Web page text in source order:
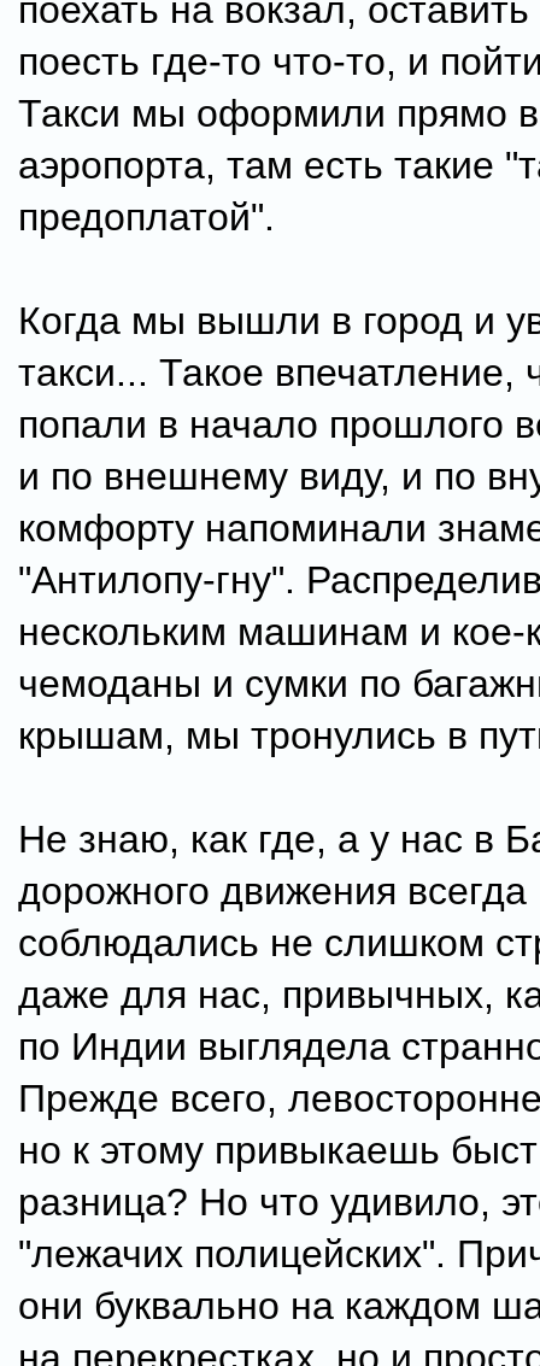
поехать на вокзал,
поесть где-то что-то, и
Такси мы оформили прямо
аэропорта, там есть такие
предоплатой".
Когда мы вышли в город и
такси... Такое впечатление,
попали в начало прошлого
и по внешнему виду, и по
комфорту напоминали
"Антилопу-гну".
нескольким машинам и кое-
чемоданы и сумки по
крышам, мы тронулись в
Не знаю, как где, а у нас в
дорожного движения всегда
соблюдались не слишком
даже для нас, привычных,
по Индии выглядела
Прежде всего,
но к этому привыкаешь
разница? Но что удивило,
"лежачих полицейских".
они буквально на каждом